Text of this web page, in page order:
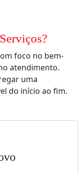
foco no bem-
atendimento.
uma
do início ao fim.